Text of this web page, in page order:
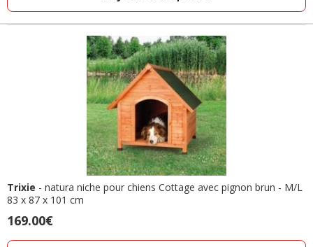
avis
Trixie - natura niche pour chiens Cottage avec pignon brun - M/L
83 x 87 x 101 cm
Prix
169.00€
169.00€